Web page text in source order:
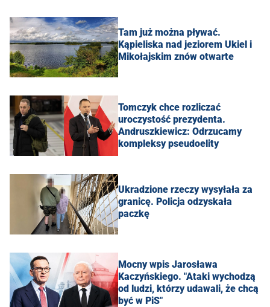
Tam już można pływać.
Kąpieliska nad jeziorem Ukiel i
Mikołajskim znów otwarte
Tomczyk chce rozliczać
uroczystość prezydenta.
Andruszkiewicz: Odrzucamy
kompleksy pseudoelity
Ukradzione rzeczy wysyłała za
granicę. Policja odzyskała
paczkę
Mocny wpis Jarosława
Kaczyńskiego. "Ataki wychodzą
od ludzi, którzy udawali, że chcą
być w PiS"